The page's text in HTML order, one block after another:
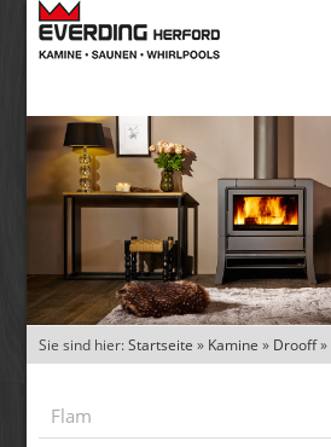
Sie sind hier:Startseite » Kamine » Drooff»
Flam